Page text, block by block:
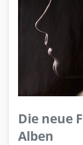
Die neue
Alben